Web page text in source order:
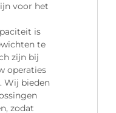
voor het
is
te
zijn bij
operaties
Wij bieden
zodat